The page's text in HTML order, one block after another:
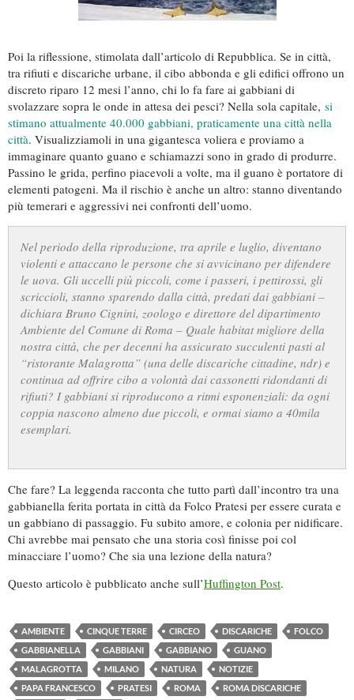
Poi la riflessione, stimolata dall’articolo di Repubblica. Se in città,
tra rifiuti e discariche urbane, il cibo abbonda e gli edifici offrono un
discreto riparo 12 mesi l’anno, chi lo fa fare ai gabbiani di
svolazzare sopra le onde in attesa dei pesci? Nella sola capitale, si
stimano attualmente 40.000 gabbiani, praticamente una città nella
città. Visualizziamoli in una gigantesca voliera e proviamo a
immaginare quanto guano e schiamazzi sono in grado di produrre.
Passino le grida, perfino piacevoli a volte, ma il guano è portatore di
elementi patogeni. Ma il rischio è anche un altro: stanno diventando
più temerari e aggressivi nei confronti dell’uomo.
Nel periodo della riproduzione, tra aprile e luglio, diventano
violenti e attaccano le persone che si avvicinano per difendere
le uova. Gli uccelli più piccoli, come i passeri, i pettirossi, gli
scriccioli, stanno sparendo dalla città, predati dai gabbiani –
dichiara Bruno Cignini, zoologo e direttore del dipartimento
Ambiente del Comune di Roma – Quale habitat migliore della
nostra città, che per decenni ha assicurato succulenti pasti al
“ristorante Malagrotta” (una delle discariche cittadine, ndr) e
continua ad offrire cibo a volontà dai cassonetti ridondanti di
rifiuti? I gabbiani si riproducono a ritmi esponenziali: da ogni
coppia nascono almeno due piccoli, e ormai siamo a 40mila
esemplari.
Che fare? La leggenda racconta che tutto partì dall’incontro tra una
gabbianella ferita portata in città da Folco Pratesi per essere curata e
un gabbiano di passaggio. Fu subito amore, e colonia per nidificare.
Chi avrebbe mai pensato che una storia così finisse poi col
minacciare l’uomo? Che sia una lezione della natura?
Questo articolo è pubblicato anche sull’Huffington Post.
AMBIENTE CINQUE TERRE CIRCEO DISCARICHE
FOLCO
GABBIANELLA
GABBIANI GABBIANO
GUANO
MALAGROTTA
MILANO NATURA
NOTIZIE
PAPA FRANCESCO
PRATESI ROMA
ROMA DISCARICHE